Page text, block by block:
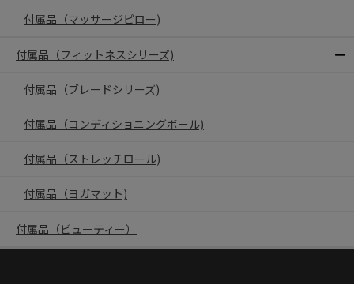
付属品（マッサージピロー)
付属品（フィットネスシリーズ)
付属品（ブレードシリーズ)
付属品（コンディショニングボール)
付属品（ストレッチロール)
付属品（ヨガマット)
付属品（ビューティー）